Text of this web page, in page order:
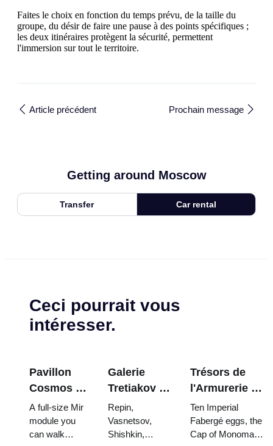
Faites le choix en fonction du temps prévu, de la taille du
groupe, du désir de faire une pause à des points spécifiques ;
les deux itinéraires protègent la sécurité, permettent
l'immersion sur tout le territoire.
Article précédent Prochain message
Getting around Moscow
Transfer Car rental
Ceci pourrait vous
intéresser.
Pavillon
Cosmos à
VDNKh : À
l'intérieur
de la plus
A full-size Mir
module you
can walk
Galerie
Tretiakov :
Les chefs-
d'œuvre à
ne pas
Repin,
Vasnetsov,
Shishkin,
Trésors de
l'Armurerie du
Kremlin :
œufs Fabergé,
trônes et
Ten Imperial
Fabergé eggs, the
Cap of Monomakh,